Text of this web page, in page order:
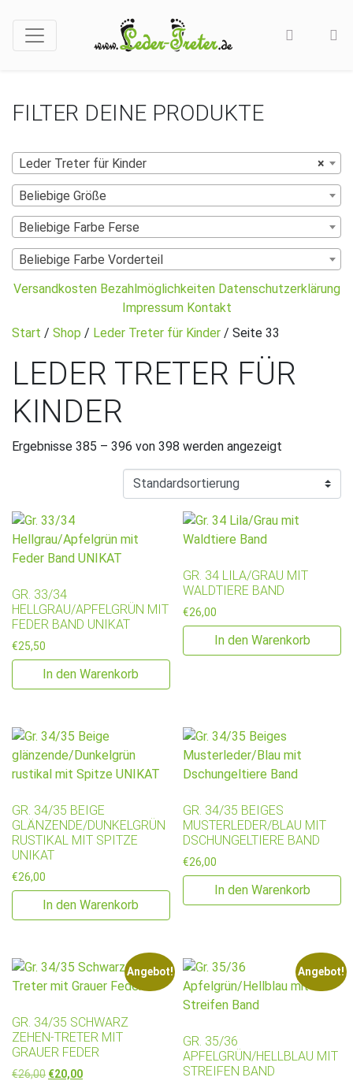
FILTER DEINE PRODUKTE
×
Leder Treter für Kinder
Beliebige Größe
Beliebige Farbe Ferse
Beliebige Farbe Vorderteil
Versandkosten Bezahlmöglichkeiten Datenschutzerklärung
Impressum Kontakt
Start / Shop / Leder Treter für Kinder / Seite 33
LEDER TRETER FÜR
KINDER
Ergebnisse 385 – 396 von 398 werden angezeigt
GR. 33/34
HELLGRAU/APFELGRÜN MIT
FEDER BAND UNIKAT
€25,50
In den Warenkorb
GR. 34 LILA/GRAU MIT
WALDTIERE BAND
€26,00
In den Warenkorb
GR. 34/35 BEIGE
GLÄNZENDE/DUNKELGRÜN
RUSTIKAL MIT SPITZE
UNIKAT
€26,00
In den Warenkorb
GR. 34/35 BEIGES
MUSTERLEDER/BLAU MIT
DSCHUNGELTIERE BAND
€26,00
In den Warenkorb
Angebot!
GR. 34/35 SCHWARZ
ZEHEN-TRETER MIT
GRAUER FEDER
€26,00 Ursprünglicher Preis war: €26,00
€20,00Aktueller Preis ist: €20,00.
Angebot!
GR. 35/36
APFELGRÜN/HELLBLAU MIT
STREIFEN BAND